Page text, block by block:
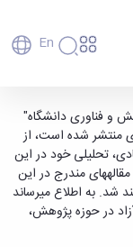
En
پژوهش و
همدان
و فناوری دانشگاه"
منتشر شده است، از
تحلیلی خود در این
مندرج در این
شد. به اطلاع می­رساند
در حوزه پژوهش،